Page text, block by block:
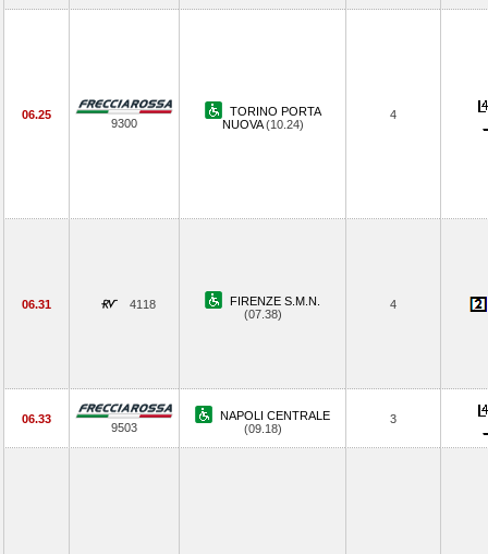
06.25
9300
TORINO PORTA
NUOVA(10.24)
4
06.31 4118
FIRENZE S.M.N.
(07.38)
4
06.33
9503
NAPOLI CENTRALE
(09.18)
3